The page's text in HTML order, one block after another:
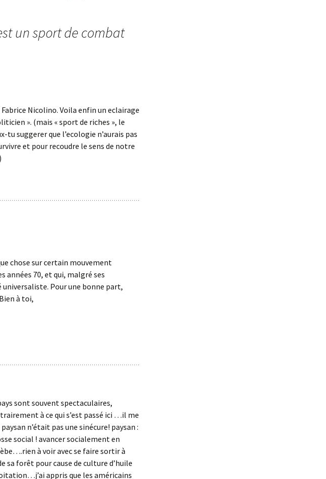
un sport de combat
Nicolino. Voila enfin un eclairage
». (mais « sport de riches », le
tu suggerer que l’ecologie n’aurais pas
et pour recoudre le sens de notre
chose sur certain mouvement
années 70, et qui, malgré ses
Pour une bonne part,
à toi,
sont souvent spectaculaires,
à ce qui s’est passé ici …il me
n’était pas une sinécure! paysan :
social ! avancer socialement en
à voir avec se faire sortir à
sa forêt pour cause de culture d’huile
appris que les américains